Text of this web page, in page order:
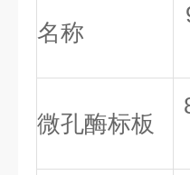
名称
微孔酶标板